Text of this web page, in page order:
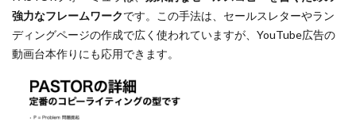
強力なフレームワークです。この手法は、セールスレターやラン
ディングページの作成で広く使われていますが、YouTube広告の
動画台本作りにも応用できます。